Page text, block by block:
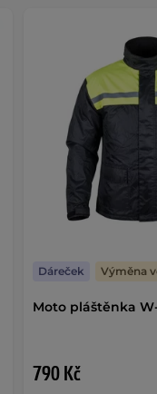
Moto pláštěnka
790 Kč
Dáreček Výměna